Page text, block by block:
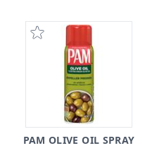
PAM OLIVE OIL SPRAY